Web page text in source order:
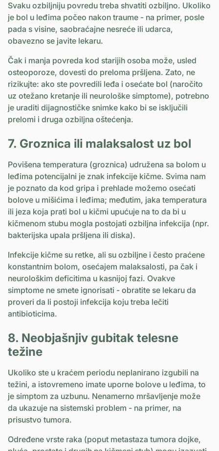
Svaku ozbiljniju povredu treba shvatiti ozbiljno. Ukoliko
je bol u leđima počeo nakon traume - na primer, posle
pada s visine, saobraćajne nesreće ili udarca,
obavezno se javite lekaru.
Čak i manja povreda kod starijih osoba može, usled
osteoporoze, dovesti do preloma pršljena. Zato, ne
rizikujte: ako ste povredili leđa i osećate bol (naročito
uz otežano kretanje ili neurološke simptome), potrebno
je uraditi dijagnostičke snimke kako bi se isključili
prelomi i druga ozbiljna oštećenja.
7. Groznica ili malaksalost uz bol
Povišena temperatura (groznica) udružena sa bolom u
leđima potencijalni je znak infekcije kičme. Svima nam
je poznato da kod gripa i prehlade možemo osećati
bolove u mišićima i leđima; međutim, jaka temperatura
ili jeza koja prati bol u kičmi upućuje na to da bi u
kičmenom stubu mogla postojati ozbiljna infekcija (npr.
bakterijska upala pršljena ili diska).
Infekcije kičme su retke, ali su ozbiljne i često praćene
konstantnim bolom, osećajem malaksalosti, pa čak i
neurološkim deficitima u kasnijoj fazi. Ovakve
simptome ne smete ignorisati - obratite se lekaru da
proveri da li postoji infekcija koju treba lečiti
antibioticima.
8. Neobjašnjiv gubitak telesne
težine
Ukoliko ste u kraćem periodu neplanirano izgubili na
težini, a istovremeno imate uporne bolove u leđima, to
je simptom za uzbunu. Nenamerno mršavljenje može
da ukazuje na sistemski problem - na primer, na
prisustvo tumora.
Određene vrste raka (poput metastaza tumora dojke,